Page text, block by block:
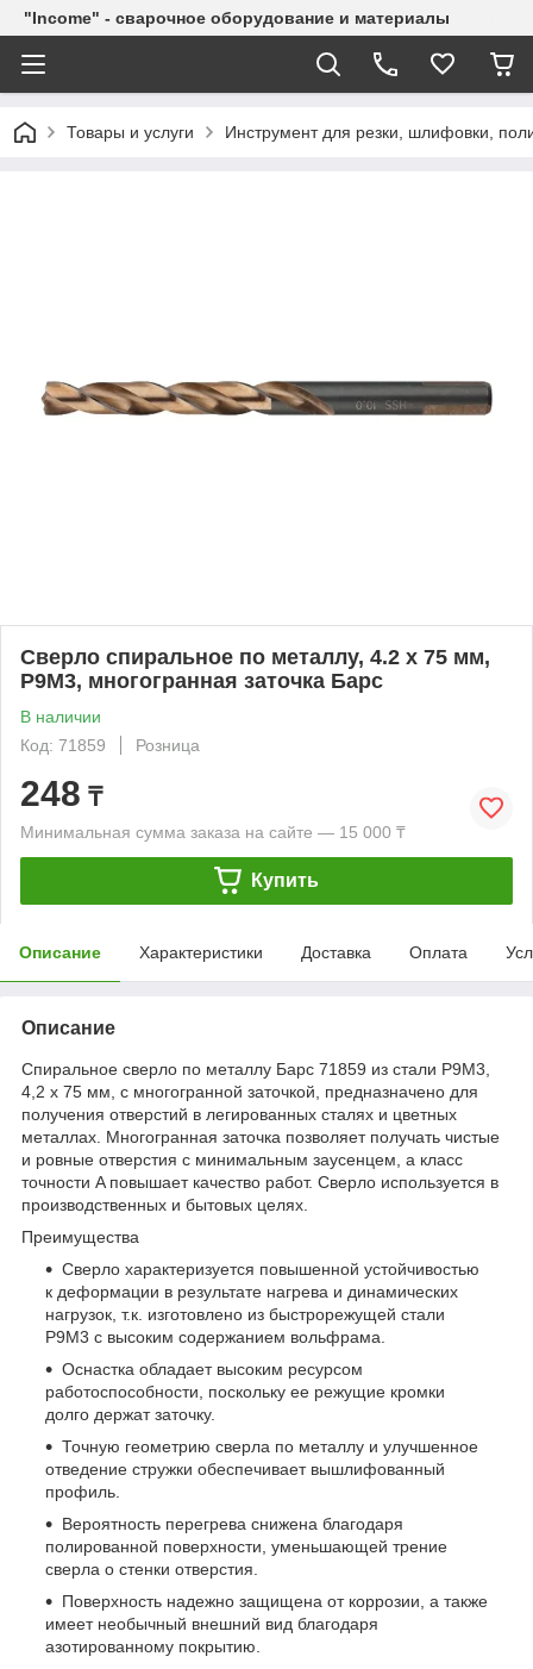
"Income" - сварочное оборудование и материалы
Товары и услуги Инструмент для резки, шлифовки,
Сверло спиральное по металлу, 4.2 x 75 мм,
Р9М3, многогранная заточка Барс
В наличии
Код: 71859
Розница
248 ₸
Минимальная сумма заказа на сайте — 15 000 ₸
Купить
Описание Характеристики Доставка Оплата
Описание
Спиральное сверло по металлу Барс 71859 из стали P9M3,
4,2 х 75 мм, с многогранной заточкой, предназначено для
получения отверстий в легированных сталях и цветных
металлах. Многогранная заточка позволяет получать чистые
и ровные отверстия с минимальным заусенцем, а класс
точности A повышает качество работ. Сверло используется в
производственных и бытовых целях.
Преимущества
Сверло характеризуется повышенной устойчивостью
к деформации в результате нагрева и динамических
нагрузок, т.к. изготовлено из быстрорежущей стали
P9M3 с высоким содержанием вольфрама.
Оснастка обладает высоким ресурсом
работоспособности, поскольку ее режущие кромки
долго держат заточку.
Точную геометрию сверла по металлу и улучшенное
отведение стружки обеспечивает вышлифованный
профиль.
Вероятность перегрева снижена благодаря
полированной поверхности, уменьшающей трение
сверла о стенки отверстия.
Поверхность надежно защищена от коррозии, а также
имеет необычный внешний вид благодаря
азотированному покрытию.